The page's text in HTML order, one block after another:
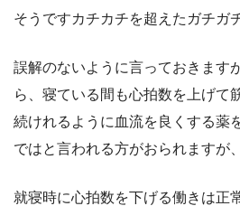
そうですカチカチを超えたガチガ
誤解のないように言っておきます
ら、寝ている間も心拍数を上げて
続けれるように血流を良くする薬
ではと言われる方がおられますが
就寝時に心拍数を下げる働きは正